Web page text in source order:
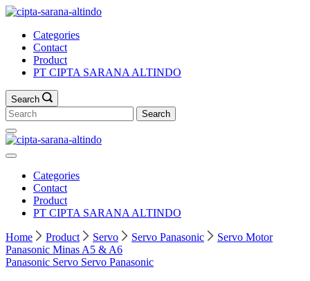
Skip
contentCategories
Contact
Product
PT CIPTA SARANA ALTINDO
Search
Search
for:
Categories
Contact
Product
PT CIPTA SARANA ALTINDO
Home Product Servo Servo Panasonic
Servo Motor
Panasonic Minas A5 & A6
Panasonic Servo Servo Panasonic